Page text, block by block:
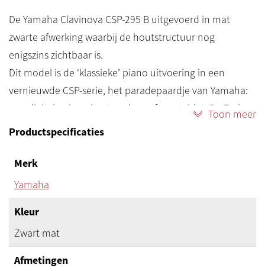
De Yamaha Clavinova CSP-295 B uitgevoerd in mat
zwarte afwerking waarbij de houtstructuur nog
enigszins zichtbaar is.
Dit model is de ‘klassieke’ piano uitvoering in een
vernieuwde CSP-serie, het paradepaardje van Yamaha:
een digitale piano bestuurd vanaf een tablet. De Tesla
onder de digitale piano’s met alle instelling op het
SmartPianist: intuïtief en interactie!
Alle CSP-modellen hebben de innovatieve Stream Lights
technologie.
Stream Lights, bewegende led-lichtjes, wijzen u welke
toetsen u moet indrukken bij het muziekstuk dat u wilt
spelen of aanleren. Begin thuis met pianospelen met
deze nieuwe lesmethode.
Toon meer
Productspecificaties
Merk
Yamaha
Kleur
Zwart mat
Afmetingen